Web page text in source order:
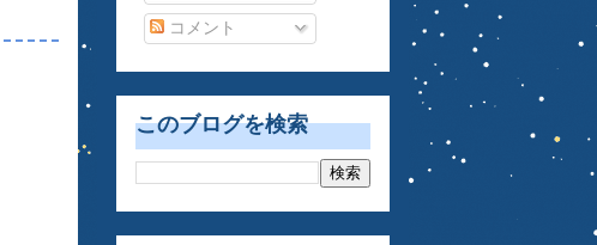
コメント
このブログを検索